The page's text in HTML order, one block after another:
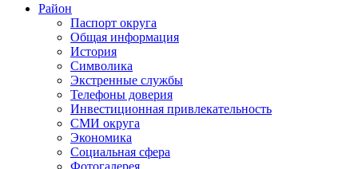
Район
Паспорт округа
Общая информация
История
Символика
Экстренные службы
Телефоны доверия
Инвестиционная привлекательность
СМИ округа
Экономика
Социальная сфера
Фотогалерея